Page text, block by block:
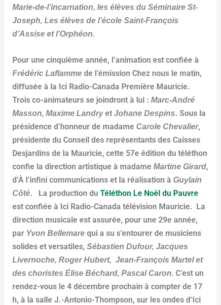
Marie-de-l’incarnation, les élèves du Séminaire St-
Joseph, Les élèves de l’école Saint-François
d’Assise et l’Orphéon.
Pour une cinquième année, l’animation est confiée à
Frédéric Laflammede l’émission Chez nous le matin,
diffusée à la Ici Radio-Canada Première Mauricie.
Trois co-animateurs se joindront à lui :Marc-André
Masson, Maxime LandryetJohane Despins. Sous la
présidence d’honneur de madame Carole Chevalier,
présidente du Conseil des représentants des Caisses
Desjardins de la Mauricie, cette 57e édition du téléthon
confie la direction artistique à madameMartine Girard,
d’À l’infini communications et la réalisation à Guylain
Côté. La production duTéléthon Le Noël du Pauvre
est confiée à Ici Radio-Canada télévision Mauricie. La
direction musicale est assurée, pour une 29e année,
par Yvon Bellemarequi a su s’entourer de musiciens
solides et versatiles,Sébastien Dufour, Jacques
Livernoche, Roger Hubert, Jean-François Martel et
des choristes Élise Béchard, Pascal Caron. C’est un
rendez-vous le 4 décembre prochain à compter de 17
h, à la salle J.-Antonio-Thompson, sur les ondes d’Ici